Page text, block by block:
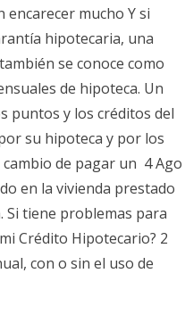
encarecer mucho Y si
hipotecaria, una
se conoce como
de hipoteca. Un
puntos y los créditos del
su hipoteca y por los
de pagar un 4 Ago
en la vivienda prestado
tiene problemas para
Crédito Hipotecario? 2
con o sin el uso de